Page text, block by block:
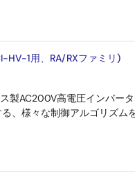
HV-1用、RA/RXファミリ)
製AC200V高電圧インバー
、様々な制御アルゴリズム